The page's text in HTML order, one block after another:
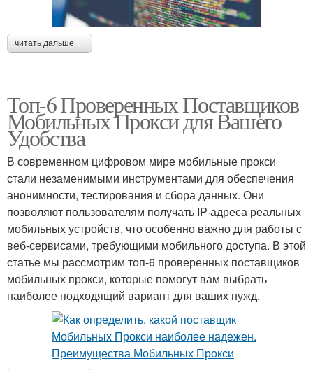
читать дальше →
Топ-6 Проверенных Поставщиков
Мобильных Прокси для Вашего
Удобства
В современном цифровом мире мобильные прокси
стали незаменимыми инструментами для обеспечения
анонимности, тестирования и сбора данных. Они
позволяют пользователям получать IP-адреса реальных
мобильных устройств, что особенно важно для работы с
веб-сервисами, требующими мобильного доступа. В этой
статье мы рассмотрим топ-6 проверенных поставщиков
мобильных прокси, которые помогут вам выбрать
наиболее подходящий вариант для ваших нужд.